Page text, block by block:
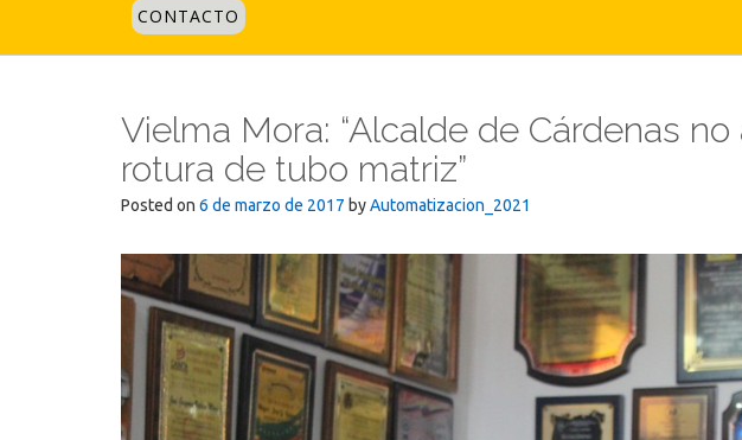
CONTACTO
Vielma Mora: “Alcalde de Cárdenas
rotura de tubo matriz”
Posted on 6 de marzo de 2017 byAutomatizacion_2021